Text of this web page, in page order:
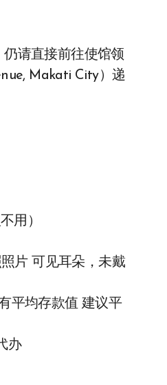
请直接前往使馆领
Makati City）递
用）
片 可见耳朵，未戴
平均存款值 建议平
办